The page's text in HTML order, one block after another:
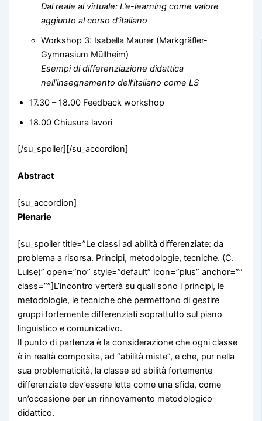
Dal reale al virtuale: L’e-learning come valore
aggiunto al corso d’italiano
Workshop 3: Isabella Maurer (Markgräfler-
Gymnasium Müllheim)
Esempi di differenziazione didattica
nell’insegnamento dell’italiano come LS
17.30 – 18.00 Feedback workshop
18.00 Chiusura lavori
[/su_spoiler][/su_accordion]
Abstract
[su_accordion]
Plenarie
[su_spoiler title=”Le classi ad abilità differenziate: da
problema a risorsa. Principi, metodologie, tecniche. (C.
Luise)” open=”no” style=”default” icon=”plus” anchor=””
class=””]L’incontro verterà su quali sono i principi, le
metodologie, le tecniche che permettono di gestire
gruppi fortemente differenziati soprattutto sul piano
linguistico e comunicativo.
Il punto di partenza è la considerazione che ogni classe
è in realtà composita, ad “abilità miste”, e che, pur nella
sua problematicità, la classe ad abilità fortemente
differenziate dev’essere letta come una sfida, come
un’occasione per un rinnovamento metodologico-
didattico.